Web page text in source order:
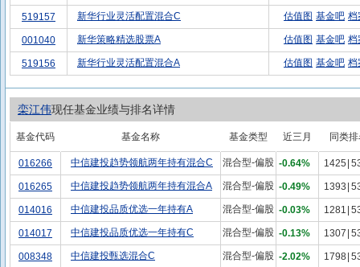
519157 新华行业灵活配置混合C 估值图 基金吧 档
001040 新华策略精选股票A 估值图 基金吧 档
519156 新华行业灵活配置混合A 估值图 基金吧 档
栾江伟现任基金业绩与排名详情
基金代码 基金名称 基金类型 近三月 同类
016266 中信建投趋势领航两年持有混合C 混合型-偏股 -0.64% 1425
016265 中信建投趋势领航两年持有混合A 混合型-偏股 -0.49% 1393
014016 中信建投品质优选一年持有A 混合型-偏股 -0.03% 1281
014017 中信建投品质优选一年持有C 混合型-偏股 -0.13% 1307
008348 中信建投甄选混合C 混合型-偏股 -2.02% 1798